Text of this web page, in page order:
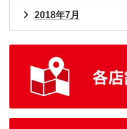
2018年7月